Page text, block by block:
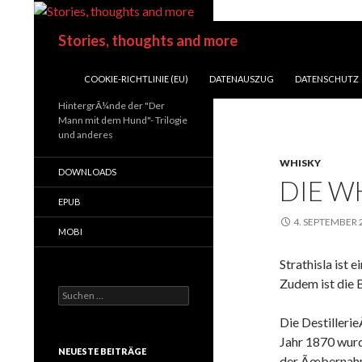
Stories, thoughts and more
COOKIE-RICHTLINIE (EU)
DATENAUSZUG DATENSCHUTZ
WHISKY
DIE
4. SEPTEMBER
Strathisla ist
Zudem ist die
Die
Jahr 1870
HintergrÃ¼nde der "Der
Mann mit dem Hund"- Trilogie
und anderes
DOWNLOADS
EPUB
MOBI
Suchen
nach:
NEUESTE BEITRÄGE